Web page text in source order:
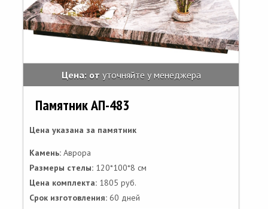
Цена: от уточняйте у менеджера
Памятник АП-483
Цена указана за памятник
Камень: Аврора
Размеры стелы: 120*100*8 см
Цена комплекта: 1805 руб.
Срок изготовления: 60 дней